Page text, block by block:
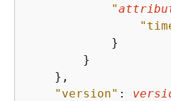
"
            }
        }
    },
"version" :